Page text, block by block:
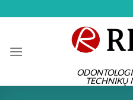
TECHNIKŲ